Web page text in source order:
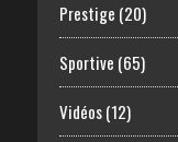
Prestige (20)
Sportive (65)
Vidéos(12)